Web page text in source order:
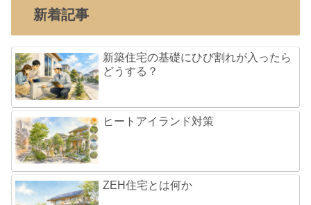
新着記事
新築住宅の基礎にひび割れが入ったら
どうする？
ヒートアイランド対策
ZEH住宅とは何か